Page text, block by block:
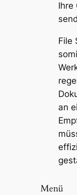
Ihre
File
an
Menü